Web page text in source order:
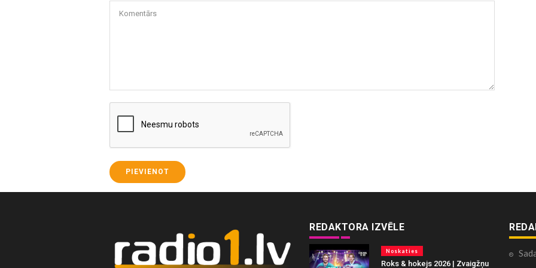
Komentārs
PIEVIENOT
REDAKTORA IZVĒLE
Noskaties
Roks & hokejs 2026 | Zvaigžņu